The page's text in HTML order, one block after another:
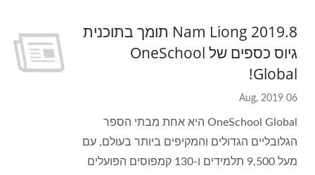
2019.8 Nam Liong תומך בתוכנית
גיוס כספים של OneSchool
Global!
06 Aug, 2019
OneSchool Global היא אחת מבתי הספר
הגלובליים הגדולים והמקיפים ביותר בעולם, עם
מעל 9,500 תלמידים ו-130 קמפוסים הפועלים